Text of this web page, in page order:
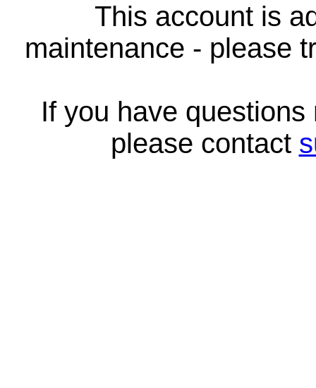
This account is
maintenance - please
If you have
please contact